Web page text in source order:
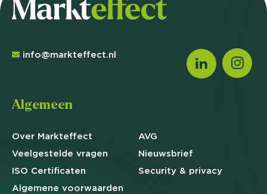
info@markteffect.nl
Algemeen
Over Markteffect
Veelgestelde vragen
ISO Certificaten
Algemene voorwaarden
AVG
Nieuwsbrief
Security & privacy